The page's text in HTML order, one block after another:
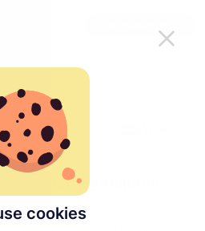
cookies
izmēģinājums
Tachogram lietotāju, kuri jau ir
saistītos darbus. Izmēģini visas